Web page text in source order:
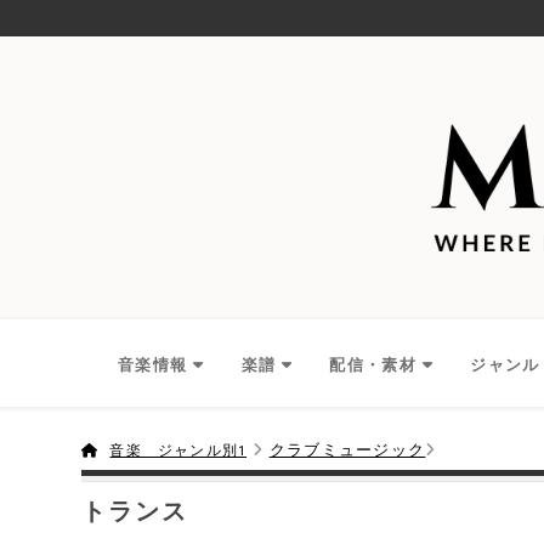
音楽情報 楽譜 配信・素材 ジャンル
音楽 ジャンル別1 クラブミュージック
トランス